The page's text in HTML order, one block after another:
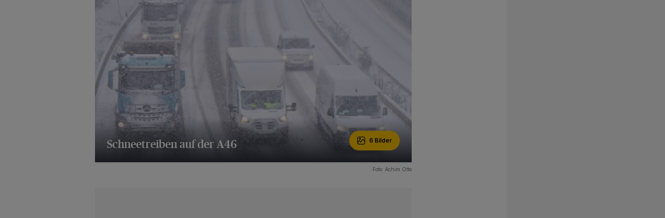
Schneetreiben auf der A46 6 Bilder
Foto: Achim Otto